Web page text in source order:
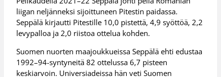
liigan neljänneksi sijoittuneen Pitestin paidassa.
Seppälä kirjautti Pitestille 10,0 pistettä, 4,9 syöttöä, 2,2
levypalloa ja 2,0 riistoa ottelua kohden.
Suomen nuorten maajoukkueissa Seppälä ehti edustaa
1992–94-syntyneitä 82 ottelussa 6,7 pisteen
keskiarvoin. Universiadeissa hän veti Suomen